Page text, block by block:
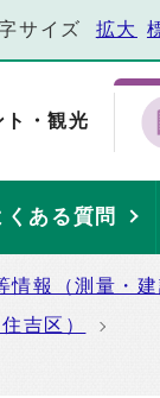
サイズ 拡大
ト・観光
くある質問
情報（測量・
吉区）